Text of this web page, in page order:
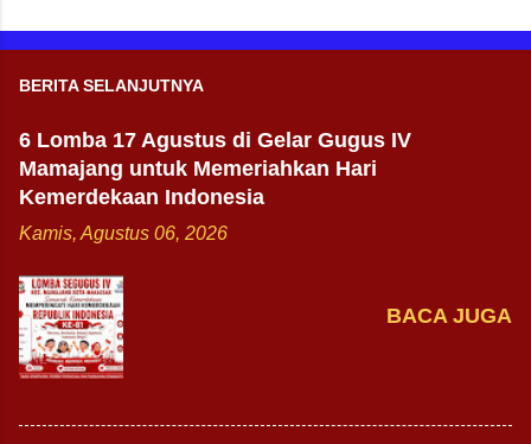
BERITA SELANJUTNYA
6 Lomba 17 Agustus di Gelar Gugus IV
Mamajang untuk Memeriahkan Hari
Kemerdekaan Indonesia
Kamis, Agustus 06, 2026
BACA JUGA